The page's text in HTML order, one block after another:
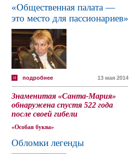
«Общественная палата —
это место для пассионариев»
подробнее 13 мая 2014
Знаменитая «Санта-Мария»
обнаружена спустя 522 года
после своей гибели
«Особая буква»
Обломки легенды